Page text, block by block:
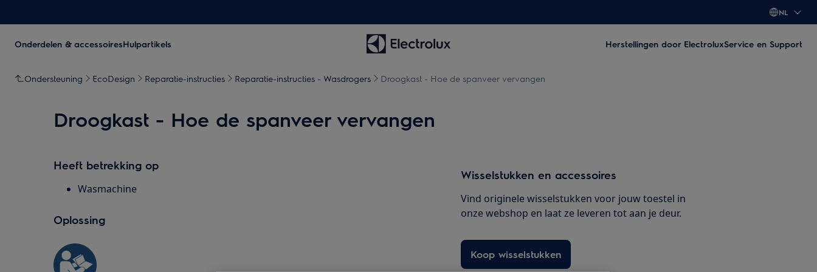
NL
Onderdelen & accessoiresHulpartikels Herstellingen door ElectroluxService en Support
Ondersteuning EcoDesign Reparatie-instructies Reparatie-instructies - Wasdrogers Droogkast - Hoe de spanveer vervangen
Droogkast - Hoe de spanveer vervangen
Heeft betrekking op
Wasmachine
Oplossing
Wisselstukken en accessoires
Vind originele wisselstukken voor jouw toestel in
onze webshop en laat ze leveren tot aan je deur.
Koop wisselstukken